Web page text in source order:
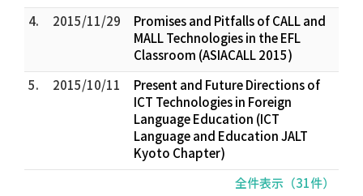
4.
2015/11/29
Promises and Pitfalls of CALL and
MALL Technologies in the EFL
Classroom (ASIACALL 2015)
5.
2015/10/11
Present and Future Directions of
ICT Technologies in Foreign
Language Education (ICT
Language and Education JALT
Kyoto Chapter)
全件表示（31件）